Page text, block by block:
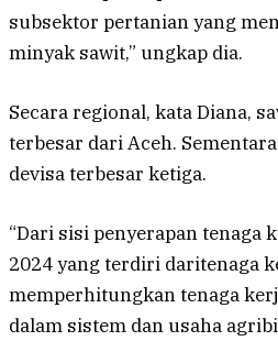
subsektor pertanian yang
minyak sawit,” ungkap dia.
Secara regional, kata Diana,
terbesar dari Aceh.
devisa terbesar ketiga.
“Dari sisi penyerapan tenaga
2024 yang terdiri daritenaga
memperhitungkan tenaga
dalam sistem dan usaha